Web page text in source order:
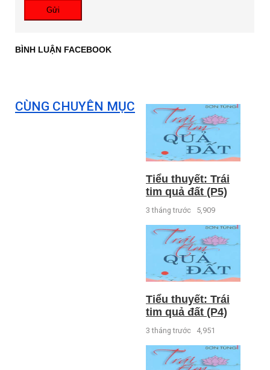
Gửi
BÌNH LUẬN FACEBOOK
CÙNG CHUYÊN MỤC
Tiểu thuyết: Trái
tim quả đất (P5)
3 tháng trước 5,909
Tiểu thuyết: Trái
tim quả đất (P4)
3 tháng trước 4,951